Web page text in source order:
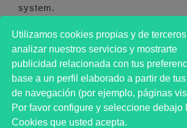
system.
MARKT ADVISOR ® 2016 :: Análisis
de Activos Cotizados en Mercados
Utilizamos cookies propias y de
analizar nuestros servicios y mostrarte
publicidad relacionada con tus
base a un perfil elaborado a partir de
de navegación (por ejemplo, páginas
Por favor configure y seleccione debajo
Cookies que usted acepta.